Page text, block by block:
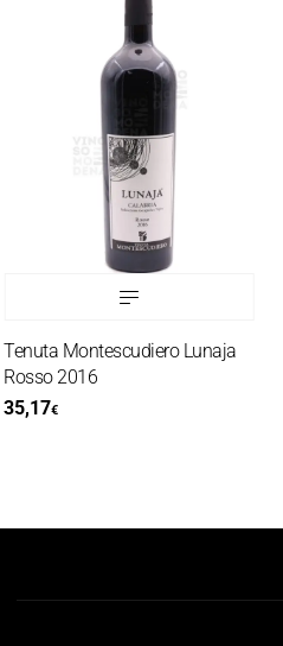
Montescudiero Lunaja
2016
€